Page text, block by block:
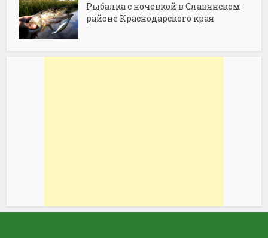
Рыбалка с ночевкой в Славянском
районе Краснодарского края